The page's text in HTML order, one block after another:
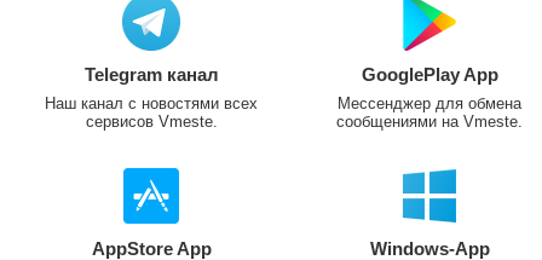
Telegram канал
Наш канал с новостями всех
сервисов Vmeste.
GooglePlay App
Мессенджер для обмена
сообщениями на Vmeste.
AppStore App Windows-App